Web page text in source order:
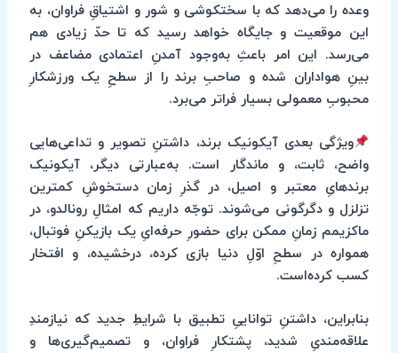
وعده را می‌دهد که با سختکوشی و شور و اشتیاقِ فراوان، به
این موقعیت و جایگاه خواهد رسید که تا حدّ زیادی هم
می‌رسد. این امر باعثِ به‌وجود آمدنِ اعتمادی مضاعف در
بینِ هواداران شده و صاحبِ برند را از سطحِ یک ورزشکارِ
محبوبِ معمولی بسیار فراتر می‌برد.
ویژگی بعدی آیکونیک برند، داشتنِ تصویر و تداعی‌هایی
واضح، ثابت، و ماندگار است. به‌عبارتی دیگر، آیکونیک
برندهایِ معتبر و اصیل، در گذرِ زمان دستخوشِ کمترین
تزلزل و دگرگونی می‌شوند. توجّه داریم که امثالِ رونالدو، در
ماکزیمم زمانِ ممکن برای حضورِ حرفه‌ایِ یک بازیکنِ فوتبال،
همواره در سطحِ اوّلِ دنیا بازی کرده، درخشیده، و افتخار
کسب کرده‌است.
بنابراین، داشتنِ تواناییِ تطبیق با شرایطِ جدید که نیازمندِ
علاقه‌مندیِ شدید، پشتکارِ فراوان، و تصمیم‌گیری‌ها و